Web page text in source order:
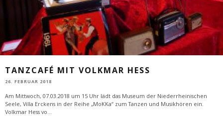
TANZCAFÉ MIT VOLKMAR HESS
26. FEBRUAR 2018
Am Mittwoch, 07.03.2018 um 15 Uhr lädt das Museum der Niederrheinischen
Seele, Villa Erckens in der Reihe „MoKKa“ zum Tanzen und Musikhören ein.
Volkmar Hess vo